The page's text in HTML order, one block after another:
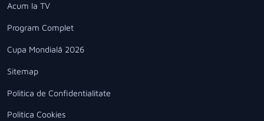
Acum la TV
Program Complet
Cupa Mondială 2026
Sitemap
Politica de Confidentialitate
Politica Cookies